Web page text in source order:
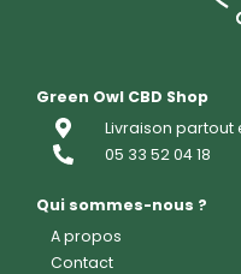
Green Owl CBD Shop
Livraison partout
05 33 52 04 18
Qui sommes-nous ?
A propos
Contact